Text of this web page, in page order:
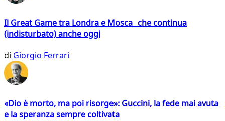
Il Great Game tra Londra e Mosca che continua
(indisturbato) anche oggi
di Giorgio Ferrari
«Dio è morto, ma poi risorge»: Guccini, la fede mai avuta
e la speranza sempre coltivata